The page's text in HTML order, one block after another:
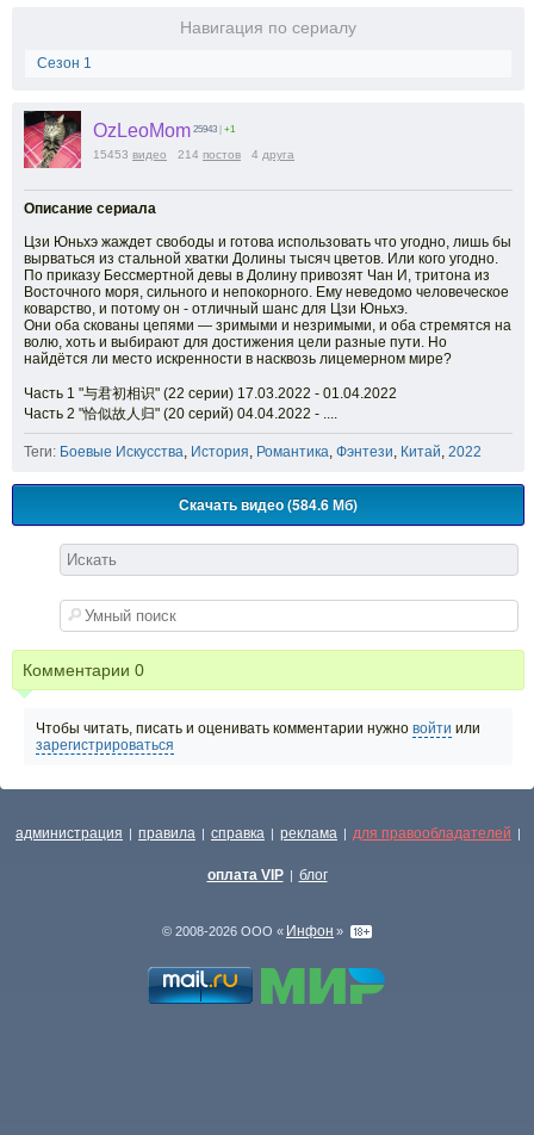
Навигация по сериалу
Сезон 1
OzLeoMom 25943 | +1
15453 видео 214 постов 4 друга
Описание сериала
Цзи Юньхэ жаждет свободы и готова использовать что угодно, лишь бы
вырваться из стальной хватки Долины тысяч цветов. Или кого угодно.
По приказу Бессмертной девы в Долину привозят Чан И, тритона из
Восточного моря, сильного и непокорного. Ему неведомо человеческое
коварство, и потому он - отличный шанс для Цзи Юньхэ.
Они оба скованы цепями — зримыми и незримыми, и оба стремятся на
волю, хоть и выбирают для достижения цели разные пути. Но
найдётся ли место искренности в насквозь лицемерном мире?
Часть 1 "与君初相识" (22 серии) 17.03.2022 - 01.04.2022
Часть 2 "恰似故人归" (20 серий) 04.04.2022 - ....
Теги: Боевые Искусства История Романтика Фэнтези Китай 2022
Скачать видео (584.6 Мб)
Комментарии 0
Чтобы читать, писать и оценивать комментарии нужно войти или
зарегистрироваться
администрация | правила | справка | реклама | для правообладателей |
оплата VIP | блог
© 2008-2026 ООО « Инфон »